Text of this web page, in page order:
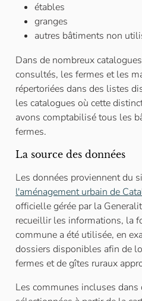
étables
granges
autres bâtiments non
Dans de nombreux
consultés, les fermes et les
répertoriées dans des listes
les catalogues où cette
avons comptabilisé tous les
fermes.
La source des données
Les données proviennent du
l'aménagement urbain de
officielle gérée par la
recueillir les informations, la
commune a été utilisée, en
dossiers disponibles afin de
fermes et de gîtes ruraux
Les communes incluses dans